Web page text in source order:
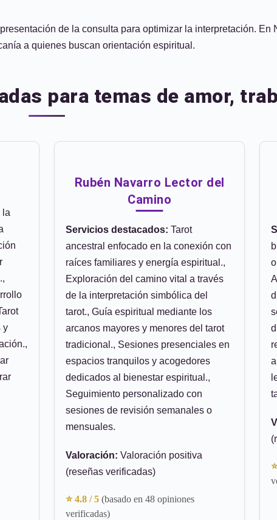
de la consulta para optimizar la interpretación. En
a quienes buscan orientación espiritual.
para temas de amor,
la
y
Rubén Navarro Lector del
Camino
Servicios destacados: Tarot
ancestral enfocado en la conexión con
raíces familiares y energía espiritual.,
Exploración del camino vital a través
de la interpretación simbólica del
tarot., Guía espiritual mediante los
arcanos mayores y menores del tarot
tradicional., Sesiones presenciales en
espacios tranquilos y acogedores
dedicados al bienestar espiritual.,
Seguimiento personalizado con
sesiones de revisión semanales o
mensuales.
Valoración: Valoración positiva
(reseñas verificadas)
⭐ 4.8 / 5 (basado en 48 opiniones
verificadas)